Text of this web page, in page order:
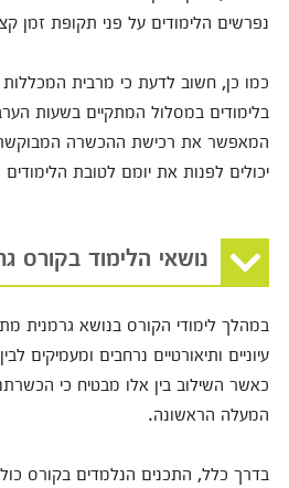
נפרשים הלימודים על פני תקופת זמן
כמו כן, חשוב לדעת כי מרבית
בלימודים במסלול המתקיים בשעות
המאפשר את רכישת ההכשרה
יכולים לפנות את יומם לטובת
נושאי הלימוד בקורס
במהלך לימודי הקורס בנושא גרמנית
עיוניים ותיאורטיים נרחבים ומעמיקים
כאשר השילוב בין אלו מבטיח כי
המעלה הראשונה.
בדרך כלל, התכנים הנלמדים בקורס